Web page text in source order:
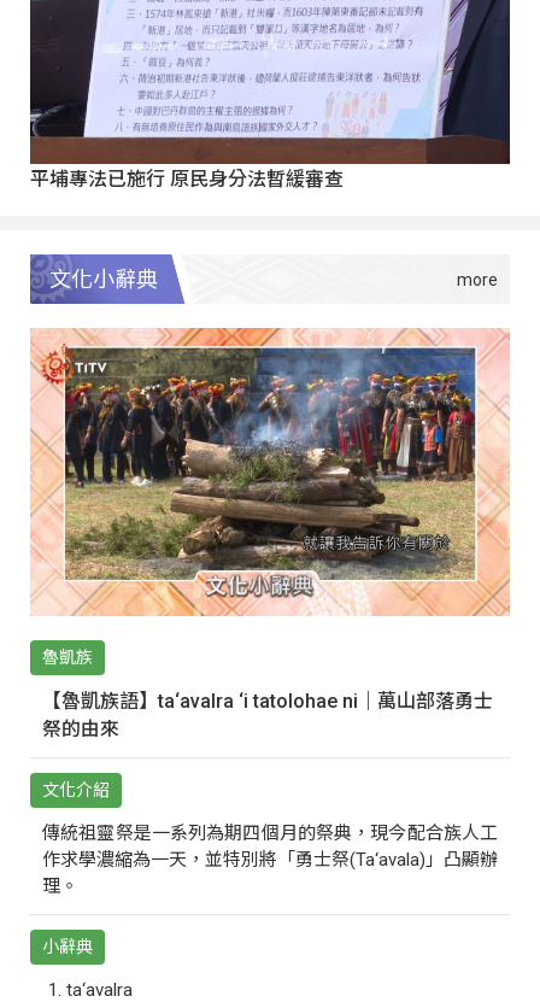
平埔專法已施行 原民身分法暫緩審查
文化小辭典
魯凱族
【魯凱族語】ta‘avalra ‘i tatolohae ni｜萬山部落勇士
祭的由來
文化介紹
傳統祖靈祭是一系列為期四個月的祭典，現今配合族人工
作求學濃縮為一天，並特別將「勇士祭(Ta‘avala)」凸顯辦
理。
小辭典
ta‘avalra